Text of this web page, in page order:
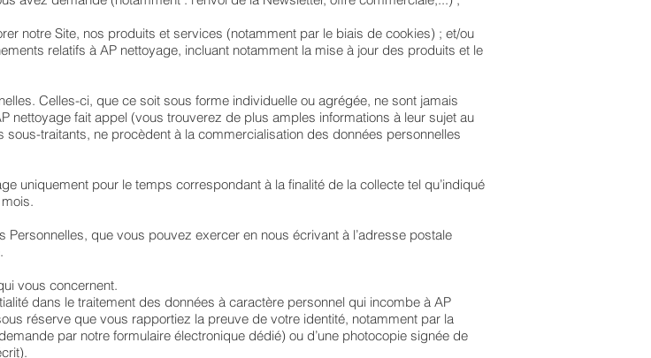
notre Site, nos produits et services (notamment par le biais de cookies) ; et/ou
relatifs à AP nettoyage, incluant notamment la mise à jour des produits et le
Celles-ci, que ce soit sous forme individuelle ou agrégée, ne sont jamais
nettoyage fait appel (vous trouverez de plus amples informations à leur sujet au
traitants, ne procèdent à la commercialisation des données personnelles
uniquement pour le temps correspondant à la finalité de la collecte tel qu’indiqué
que vous pouvez exercer en nous écrivant à l’adresse postale
vous concernent.
dans le traitement des données à caractère personnel qui incombe à AP
réserve que vous rapportiez la preuve de votre identité, notamment par la
par notre formulaire électronique dédié) ou d’une photocopie signée de